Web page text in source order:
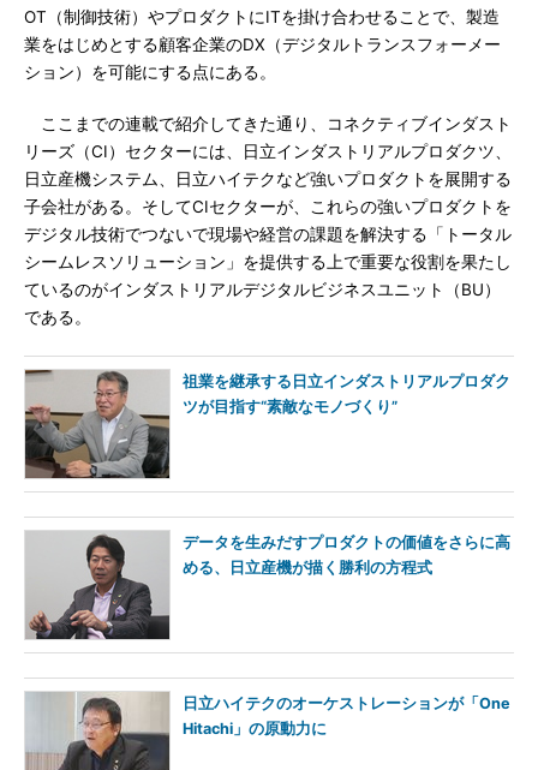
OT（制御技術）やプロダクトにITを掛け合わせることで、製造
業をはじめとする顧客企業のDX（デジタルトランスフォーメー
ション）を可能にする点にある。
ここまでの連載で紹介してきた通り、コネクティブインダスト
リーズ（CI）セクターには、日立インダストリアルプロダクツ、
日立産機システム、日立ハイテクなど強いプロダクトを展開する
子会社がある。そしてCIセクターが、これらの強いプロダクトを
デジタル技術でつないで現場や経営の課題を解決する「トータル
シームレスソリューション」を提供する上で重要な役割を果たし
ているのがインダストリアルデジタルビジネスユニット（BU）
である。
祖業を継承する日立インダストリアルプロダク
ツが目指す“素敵なモノづくり”
データを生みだすプロダクトの価値をさらに高
める、日立産機が描く勝利の方程式
日立ハイテクのオーケストレーションが「One
Hitachi」の原動力に